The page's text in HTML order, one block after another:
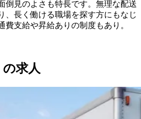
倒見のよさも特長です。無理な配送
、長く働ける職場を探す方にもなじ
費支給や昇給ありの制度もあり。
求人